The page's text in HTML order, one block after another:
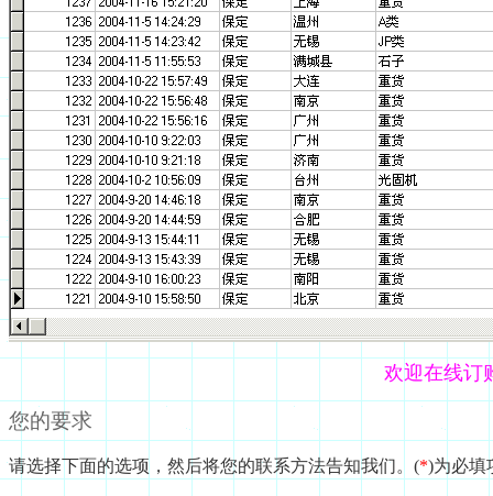
欢迎在线订
您的要求
请选择下面的选项，然后将您的联系方法告知我们。(*)为必填